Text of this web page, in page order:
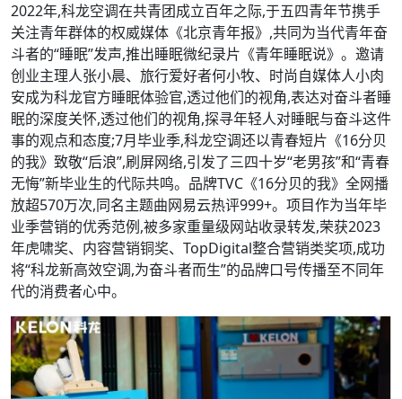
2022年,科龙空调在共青团成立百年之际,于五四青年节携手
关注青年群体的权威媒体《北京青年报》,共同为当代青年奋
斗者的“睡眠”发声,推出睡眠微纪录片《青年睡眠说》。邀请
创业主理人张小晨、旅行爱好者何小牧、时尚自媒体人小肉
安成为科龙官方睡眠体验官,透过他们的视角,表达对奋斗者睡
眠的深度关怀,透过他们的视角,探寻年轻人对睡眠与奋斗这件
事的观点和态度;7月毕业季,科龙空调还以青春短片《16分贝
的我》致敬“后浪”,刷屏网络,引发了三四十岁“老男孩”和“青春
无悔”新毕业生的代际共鸣。品牌TVC《16分贝的我》全网播
放超570万次,同名主题曲网易云热评999+。项目作为当年毕
业季营销的优秀范例,被多家重量级网站收录转发,荣获2023
年虎啸奖、内容营销铜奖、TopDigital整合营销类奖项,成功
将“科龙新高效空调,为奋斗者而生”的品牌口号传播至不同年
代的消费者心中。